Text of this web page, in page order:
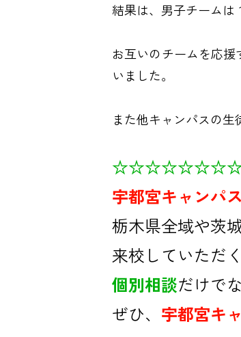
結果は、男子チームは
お互いのチームを応
いました。
また他キャンパスの生
宇都宮キャンパス
栃木県全域や茨
来校していただく
個別相談だけで
ぜひ、 宇都宮キ